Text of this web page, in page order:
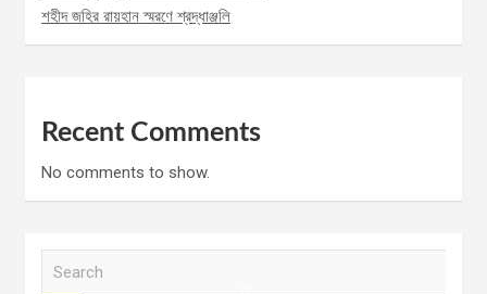
শহীদ জহির রায়হান স্মরণে শ্রদ্ধাঞ্জলি
Recent Comments
No comments to show.